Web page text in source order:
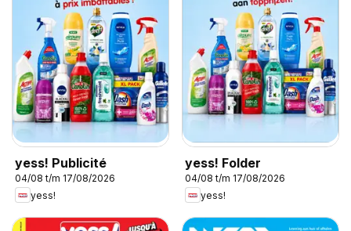
yess! Publicité
04/08 t/m 17/08/2026
yess!
yess! Folder
04/08 t/m 17/08/2026
yess!